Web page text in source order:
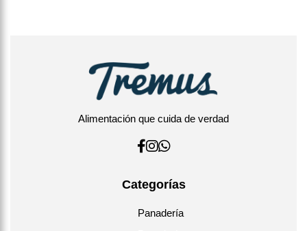
Alimentación que cuida de verdad
Categorías
Panadería